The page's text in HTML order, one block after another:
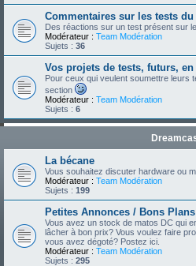
Commentaires sur les tests du
Des réactions sur un test présent sur
Modérateur : Team Modération
Sujets : 36
Vos projets de tests, futurs,
Pour ceux qui veulent soumettre leurs
section
Modérateur : Team Modération
Sujets : 6
La bécane
Vous souhaitez discuter hardware ou
Modérateur : Team Modération
Sujets : 199
Petites Annonces / Bons Plans
Vous avez un stock de matos DC qui
lâcher à bon prix? Vous voulez faire
vous avez dégoté? Postez ici.
Modérateur : Team Modération
Sujets : 295